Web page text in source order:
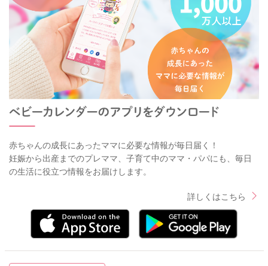
赤ちゃんの成長にあったママに必要な情報が毎日届く！
妊娠から出産までのプレママ、子育て中のママ・パパにも、毎日
の生活に役立つ情報をお届けします。
詳しくはこちら